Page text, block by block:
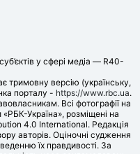
у сфері медіа — R40-
тримовну версію (українську,
порталу - https://www.rbc.ua.
Всі фотографії на
Україна», розміщені на
4.0 International. Редакція
авторів. Оціночні судження
їх правдивості. За